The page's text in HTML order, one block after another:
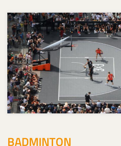
BADMINTON